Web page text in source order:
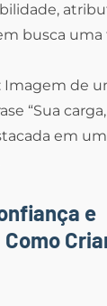
busca
: Imagem de
“Sua
em
e